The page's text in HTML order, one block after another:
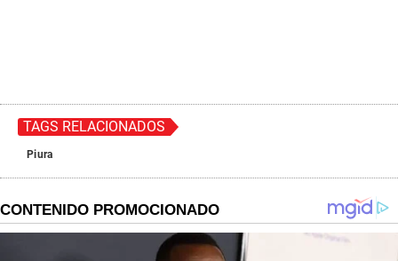
TAGS RELACIONADOS
Piura